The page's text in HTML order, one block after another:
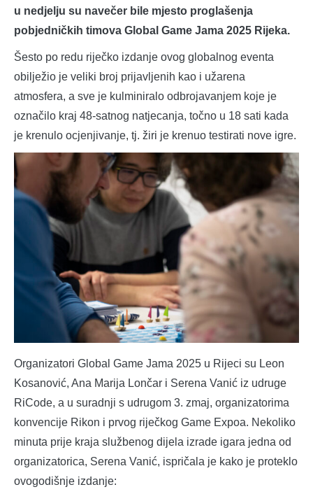
u nedjelju su navečer bile mjesto proglašenja
pobjedničkih timova Global Game Jama 2025 Rijeka.
Šesto po redu riječko izdanje ovog globalnog eventa
obilježio je veliki broj prijavljenih kao i užarena
atmosfera, a sve je kulminiralo odbrojavanjem koje je
označilo kraj 48-satnog natjecanja, točno u 18 sati kada
je krenulo ocjenjivanje, tj. žiri je krenuo testirati nove igre.
Organizatori Global Game Jama 2025 u Rijeci su Leon
Kosanović, Ana Marija Lončar i Serena Vanić iz udruge
RiCode, a u suradnji s udrugom 3. zmaj, organizatorima
konvencije Rikon i prvog riječkog Game Expoa. Nekoliko
minuta prije kraja službenog dijela izrade igara jedna od
organizatorica, Serena Vanić, ispričala je kako je proteklo
ovogodišnje izdanje: